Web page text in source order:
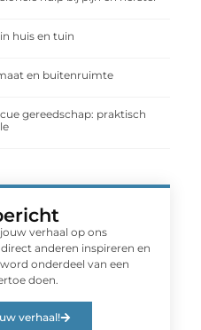
huis en tuin
en buitenruimte
gereedschap: praktisch
verhaal op ons
anderen inspireren en
onderdeel van een
doen.
verhaal!